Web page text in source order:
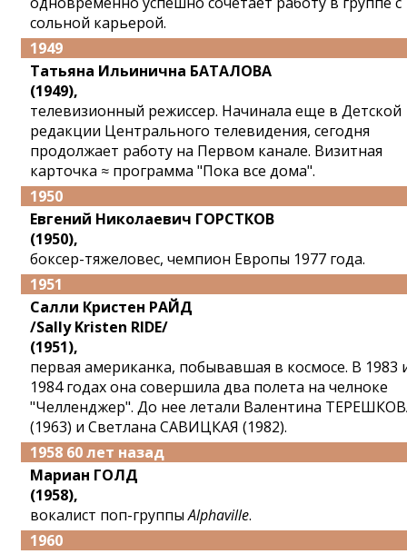
сольной карьерой.
1949
Татьяна Ильинична БАТАЛОВА
(1949),
телевизионный режиссер. Начинала еще в Детской
редакции Центрального телевидения, сегодня
продолжает работу на Первом канале. Визитная
карточка ≈ программа "Пока все дома".
1950
Евгений Николаевич ГОРСТКОВ
(1950),
боксер-тяжеловес, чемпион Европы 1977 года.
1951
Салли Кристен РАЙД
/Sally Kristen RIDE/
(1951),
первая американка, побывавшая в космосе. В 1983
1984 годах она совершила два полета на челноке
"Челленджер". До нее летали Валентина
(1963) и Светлана САВИЦКАЯ (1982).
1958 60 лет назад
Мариан ГОЛД
(1958),
вокалист поп-группыAlphaville.
1960